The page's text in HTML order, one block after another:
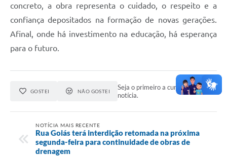
concreto, a obra representa o cuidado, o respeito e a
confiança depositados na formação de novas gerações.
Afinal, onde há investimento na educação, há esperança
para o futuro.
GOSTEI NÃO GOSTEI
Seja o primeiro a curtir esta
notícia.
NOTÍCIA MAIS RECENTE
Rua Goiás terá interdição retomada na próxima
segunda-feira para continuidade de obras de
drenagem